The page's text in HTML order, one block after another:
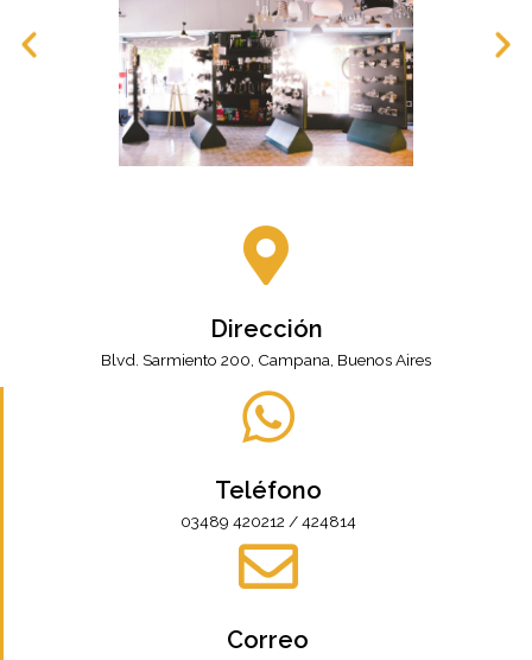
Dirección
Blvd. Sarmiento 200, Campana, Buenos Aires
Teléfono
03489 420212 / 424814
Correo